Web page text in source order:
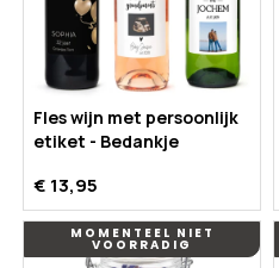
Fles wijn met persoonlijk
etiket - Bedankje
€ 13,95
MOMENTEEL NIET
VOORRADIG